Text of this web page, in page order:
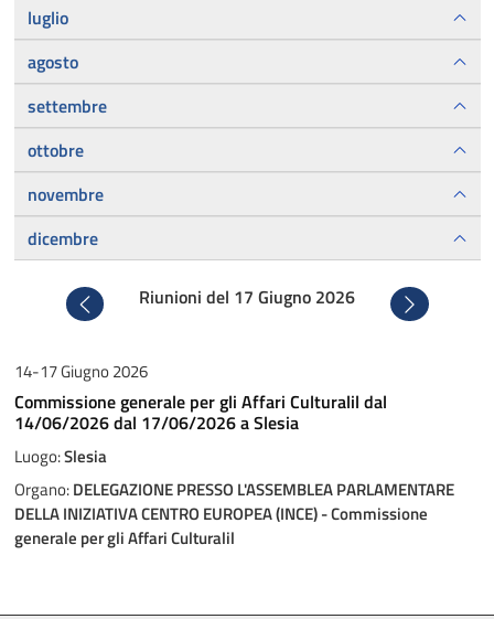
luglio
agosto
settembre
ottobre
novembre
dicembre
PrecedenteRiunioni del 17 Giugno 2026 Successivo
14-17 Giugno 2026
Commissione generale per gli Affari Culturalil dal
14/06/2026 dal 17/06/2026 a Slesia
Luogo:Slesia
Organo:DELEGAZIONE PRESSO L'ASSEMBLEA PARLAMENTARE
DELLA INIZIATIVA CENTRO EUROPEA (INCE) - Commissione
generale per gli Affari Culturalil